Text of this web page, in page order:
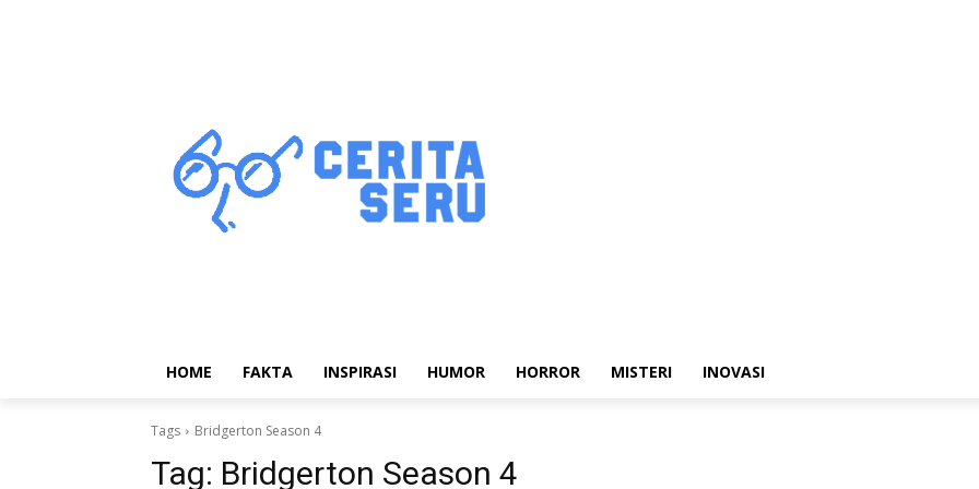
HOME FAKTA INSPIRASI HUMOR HORROR MISTERI INOVASI
Tags Bridgerton Season 4
Tag: Bridgerton Season 4